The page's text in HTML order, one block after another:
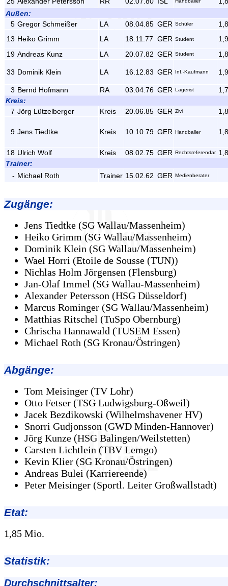
Außen:
5 Gregor Schmeißer LA 08.04.85 GER Schüler
13 Heiko Grimm LA 18.11.77 GER Student
19 Andreas Kunz LA 20.07.82 GER Student
33 Dominik Klein LA 16.12.83 GER Inf.-Kaufmann
3 Bernd Hofmann RA 03.04.76 GER Lagerist
Kreis:
7 Jörg Lützelberger Kreis 20.06.85 GER Zivi
9 Jens Tiedtke Kreis 10.10.79 GER Handballer
18 Ulrich Wolf Kreis 08.02.75 GER Rechtsreferendar
Trainer:
- Michael Roth Trainer 15.02.62 GER Medienberater
Zugänge:
Jens Tiedtke (SG Wallau/Massenheim)
Heiko Grimm (SG Wallau/Massenheim)
Dominik Klein (SG Wallau/Massenheim)
Wael Horri (Etoile de Sousse (TUN))
Nichlas Holm Jörgensen (Flensburg)
Jan-Olaf Immel (SG Wallau-Massenheim)
Alexander Petersson (HSG Düsseldorf)
Marcus Rominger (SG Wallau/Massenheim)
Matthias Ritschel (TuSpo Obernburg)
Chrischa Hannawald (TUSEM Essen)
Michael Roth (SG Kronau/Östringen)
Abgänge:
Tom Meisinger (TV Lohr)
Otto Fetser (TSG Ludwigsburg-Oßweil)
Jacek Bezdikowski (Wilhelmshavener HV)
Snorri Gudjonsson (GWD Minden-Hannover)
Jörg Kunze (HSG Balingen/Weilstetten)
Carsten Lichtlein (TBV Lemgo)
Kevin Klier (SG Kronau/Östringen)
Andreas Bulei (Karriereende)
Peter Meisinger (Sportl. Leiter Großwallstadt)
Etat:
1,85 Mio.
Statistik:
Durchschnittsalter: